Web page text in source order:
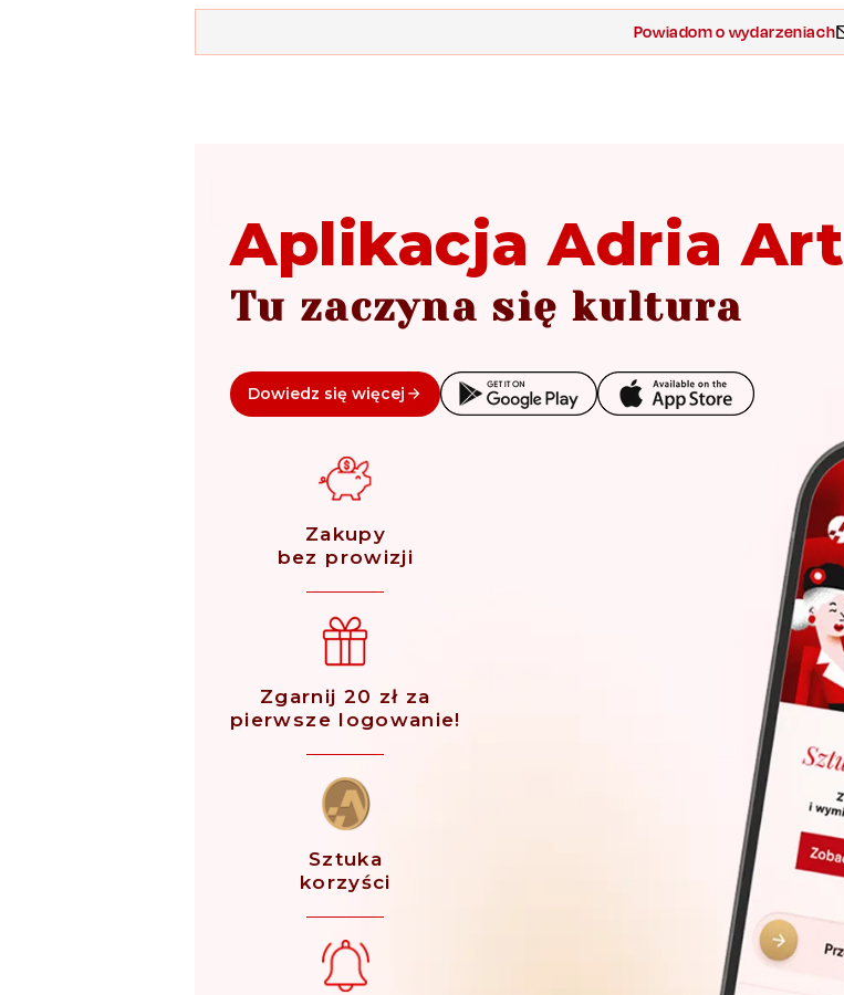
Powiadom o wydarzeniach
Aplikacja Adria Art
Tu zaczyna się kultura
Dowiedz się więcej
Zakupy
bez prowizji
Zgarnij 20 zł za
pierwsze logowanie!
Sztuka
korzyści